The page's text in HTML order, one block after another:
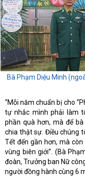
Bà Phạm Diệu Minh
“Mỗi năm chuẩn bị cho
tự nhắc mình phải làm
phần quà hơn, mà để
chia thật sự. Điều chúng
Tết đến gần hơn, mà
vùng biên giới”. (Bà
đoàn, Trưởng ban Nữ
người đồng hành cùng 6